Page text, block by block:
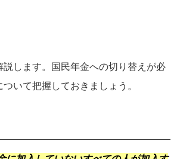
します。国民年金への切り替えが必
いて把握しておきましょう。